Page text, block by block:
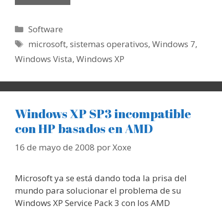
Categorías
Software
Etiquetas
microsoft,sistemas operativos,Windows 7,
Windows Vista, Windows XP
Windows XP SP3 incompatible
con HP basados en AMD
16 de mayo de 2008 porXoxe
Microsoft ya se está dando toda la prisa del
mundo para solucionar el problema de su
Windows XP Service Pack 3 con los AMD